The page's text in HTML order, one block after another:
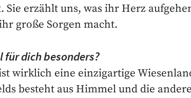
Sie erzählt uns, was ihr Herz
große Sorgen macht.
für dich besonders?
wirklich eine einzigartige
besteht aus Himmel und die